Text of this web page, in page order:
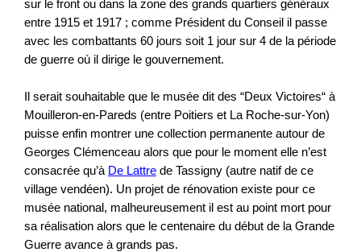
sur le front ou dans la zone des grands quartiers généraux
entre 1915 et 1917 ; comme Président du Conseil il passe
avec les combattants 60 jours soit 1 jour sur 4 de la période
de guerre où il dirige le gouvernement.
Il serait souhaitable que le musée dit des “Deux Victoires“ à
Mouilleron-en-Pareds (entre Poitiers et La Roche-sur-Yon)
puisse enfin montrer une collection permanente autour de
Georges Clémenceau alors que pour le moment elle n’est
consacrée qu’à De Lattre de Tassigny (autre natif de ce
village vendéen). Un projet de rénovation existe pour ce
musée national, malheureusement il est au point mort pour
sa réalisation alors que le centenaire du début de la Grande
Guerre avance à grands pas.